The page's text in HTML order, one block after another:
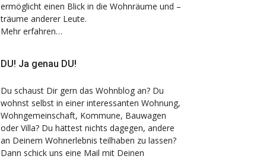
ermöglicht einen Blick in die Wohnräume und –
träume anderer Leute.
Mehr erfahren…
DU! Ja genau DU!
Du schaust Dir gern das Wohnblog an? Du
wohnst selbst in einer interessanten Wohnung,
Wohngemeinschaft, Kommune, Bauwagen
oder Villa? Du hättest nichts dagegen, andere
an Deinem Wohnerlebnis teilhaben zu lassen?
Dann schick uns eine Mail mit Deinen